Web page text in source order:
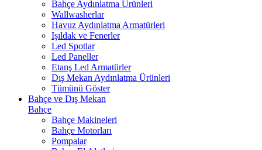
Bahçe Aydınlatma Ürünleri
Wallwasherlar
Havuz Aydınlatma Armatürleri
Işıldak ve Fenerler
Led Spotlar
Led Paneller
Etanş Led Armatürler
Dış Mekan Aydınlatma Ürünleri
Tümünü Göster
Bahçe ve Dış Mekan
Bahçe
Bahçe Makineleri
Bahçe Motorları
Pompalar